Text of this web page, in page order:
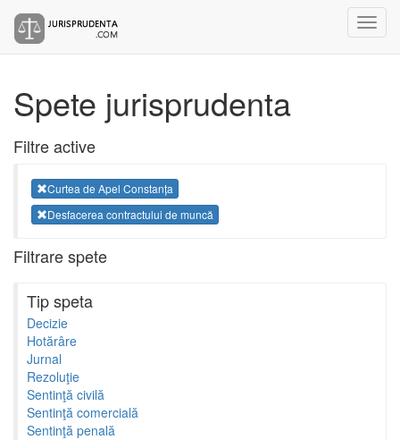
Spete jurisprudenta
Filtre active
Curtea de Apel Constanța
Desfacerea contractului de muncă
Filtrare spete
Tip speta
Decizie
Hotărâre
Jurnal
Rezoluţie
Sentinţă civilă
Sentinţă comercială
Sentinţă penală